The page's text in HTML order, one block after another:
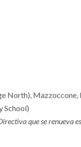
North), Mazzoccone,
School)
que se renueva